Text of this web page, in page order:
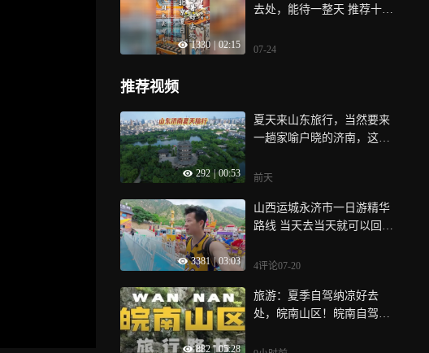
1330 02:15
去处，能待一整天 推荐十个
方，人少又安静，每一个都
影博物馆-中国人民革命军事
博物馆-鲁迅博物馆-国家图
07-24
推荐视频
292 | 00:53
夏天来山东旅行，当然要来
一趟家喻户晓的济南，这份
前天
3381 | 03:03
山西运城永济市一日游精华
路线 当天去当天就可以回，
得收藏起来
4评论07-20
882 | 05:28
旅游：夏季自驾纳凉好去
处，皖南山区！皖南自驾旅